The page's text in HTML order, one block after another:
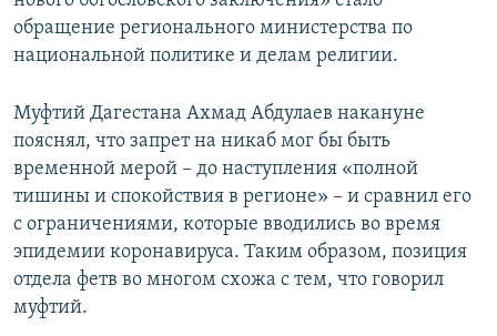
обращение регионального министерства по
национальной политике и делам религии.
Муфтий Дагестана Ахмад Абдулаев накануне
пояснял, что запрет на никаб мог бы быть
временной мерой – до наступления «полной
тишины и спокойствия в регионе» – и сравнил его
с ограничениями, которые вводились во время
эпидемии коронавируса. Таким образом, позиция
отдела фетв во многом схожа с тем, что говорил
муфтий.